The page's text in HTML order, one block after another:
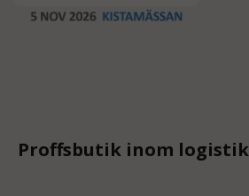
Proffsbutik inom logistik